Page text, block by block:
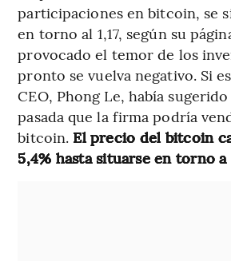
participaciones en bitcoin, se
en torno al 1,17, según su
provocado el temor de los
pronto se vuelva negativo. Si
CEO, Phong Le, había
pasada que la firma podría
bitcoin. El precio del bitcoin
5,4% hasta situarse en torno a